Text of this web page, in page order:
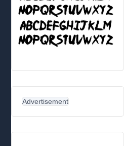
Advertisement